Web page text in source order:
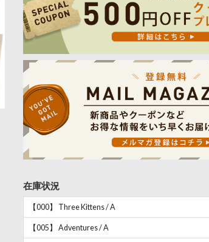
在庫状況
【000】 Three Kittens / A
【005】 Adventures / A